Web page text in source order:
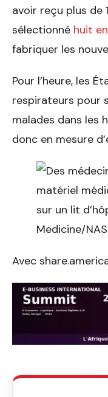
avoir reçu plus de
sélectionné huit
fabriquer les
Pour l’heure, les
respirateurs pour
malades dans les
donc en mesure
Avec